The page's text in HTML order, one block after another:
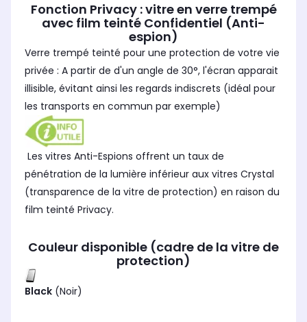
Fonction Privacy : vitre en verre trempé
avec film teinté Confidentiel (Anti-
espion)
Verre trempé teinté pour une protection de votre vie
privée : A partir de d'un angle de 30°, l'écran apparait
illisible, évitant ainsi les regards indiscrets (idéal pour
les transports en commun par exemple)
Les vitres Anti-Espions offrent un taux de
pénétration de la lumière inférieur aux vitres Crystal
(transparence de la vitre de protection) en raison du
film teinté Privacy.
Couleur disponible (cadre de la vitre de
protection)
Black (Noir)